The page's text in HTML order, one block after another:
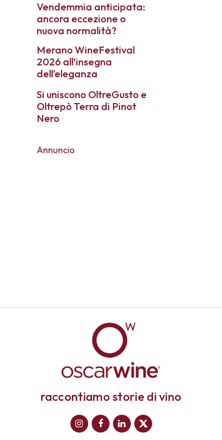
Vendemmia anticipata:
ancora eccezione o
nuova normalità?
Merano WineFestival
2026 all’insegna
dell’eleganza
Si uniscono OltreGusto e
Oltrepò Terra di Pinot
Nero
Annuncio
raccontiamo storie di vino